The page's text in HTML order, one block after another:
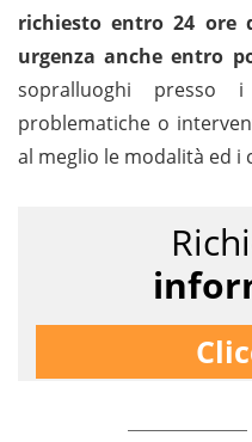
richiesto entro 24 ore
urgenza anche entro
sopralluoghi presso
problematiche o
al meglio le modalità ed